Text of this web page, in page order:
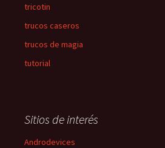
tricotin
trucos caseros
trucos de magia
tutorial
Sitios de interés
Androdevices